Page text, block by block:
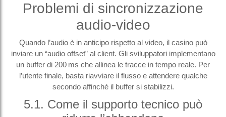
Problemi di sincronizzazione
audio‑video
Quando l’audio è in anticipo rispetto al video, il casino può
inviare un “audio offset” al client. Gli sviluppatori implementano
un buffer di 200 ms che allinea le tracce in tempo reale. Per
l’utente finale, basta riavviare il flusso e attendere qualche
secondo affinché il buffer si stabilizzi.
5.1. Come il supporto tecnico può